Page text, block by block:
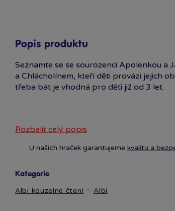
Popis produktu
Seznamte se se sourozenci Apolenkou a
a Chlácholínem, kteří děti provází jejich
třeba bát je vhodná pro děti již od 3 let.
Rozbalit celý popis
U našich hraček garantujemekvalitu a
Kategorie
Albi kouzelné čtení Albi